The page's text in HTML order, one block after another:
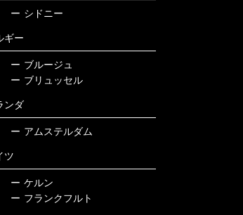
ー シドニー
ギー
ー ブルージュ
ー ブリュッセル
ンダ
ー アムステルダム
ツ
ー ケルン
ー フランクフルト